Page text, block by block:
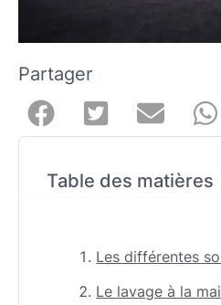
Partager
Table des matières
Les différentes
Le lavage à la